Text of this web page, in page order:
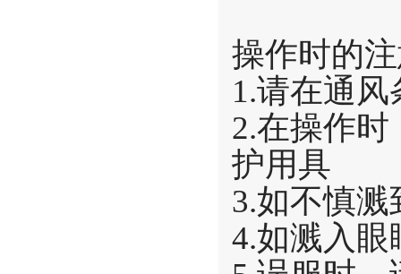
操作时的
1.请在通
2.在操作
护用具
3.如不慎
4.如溅入